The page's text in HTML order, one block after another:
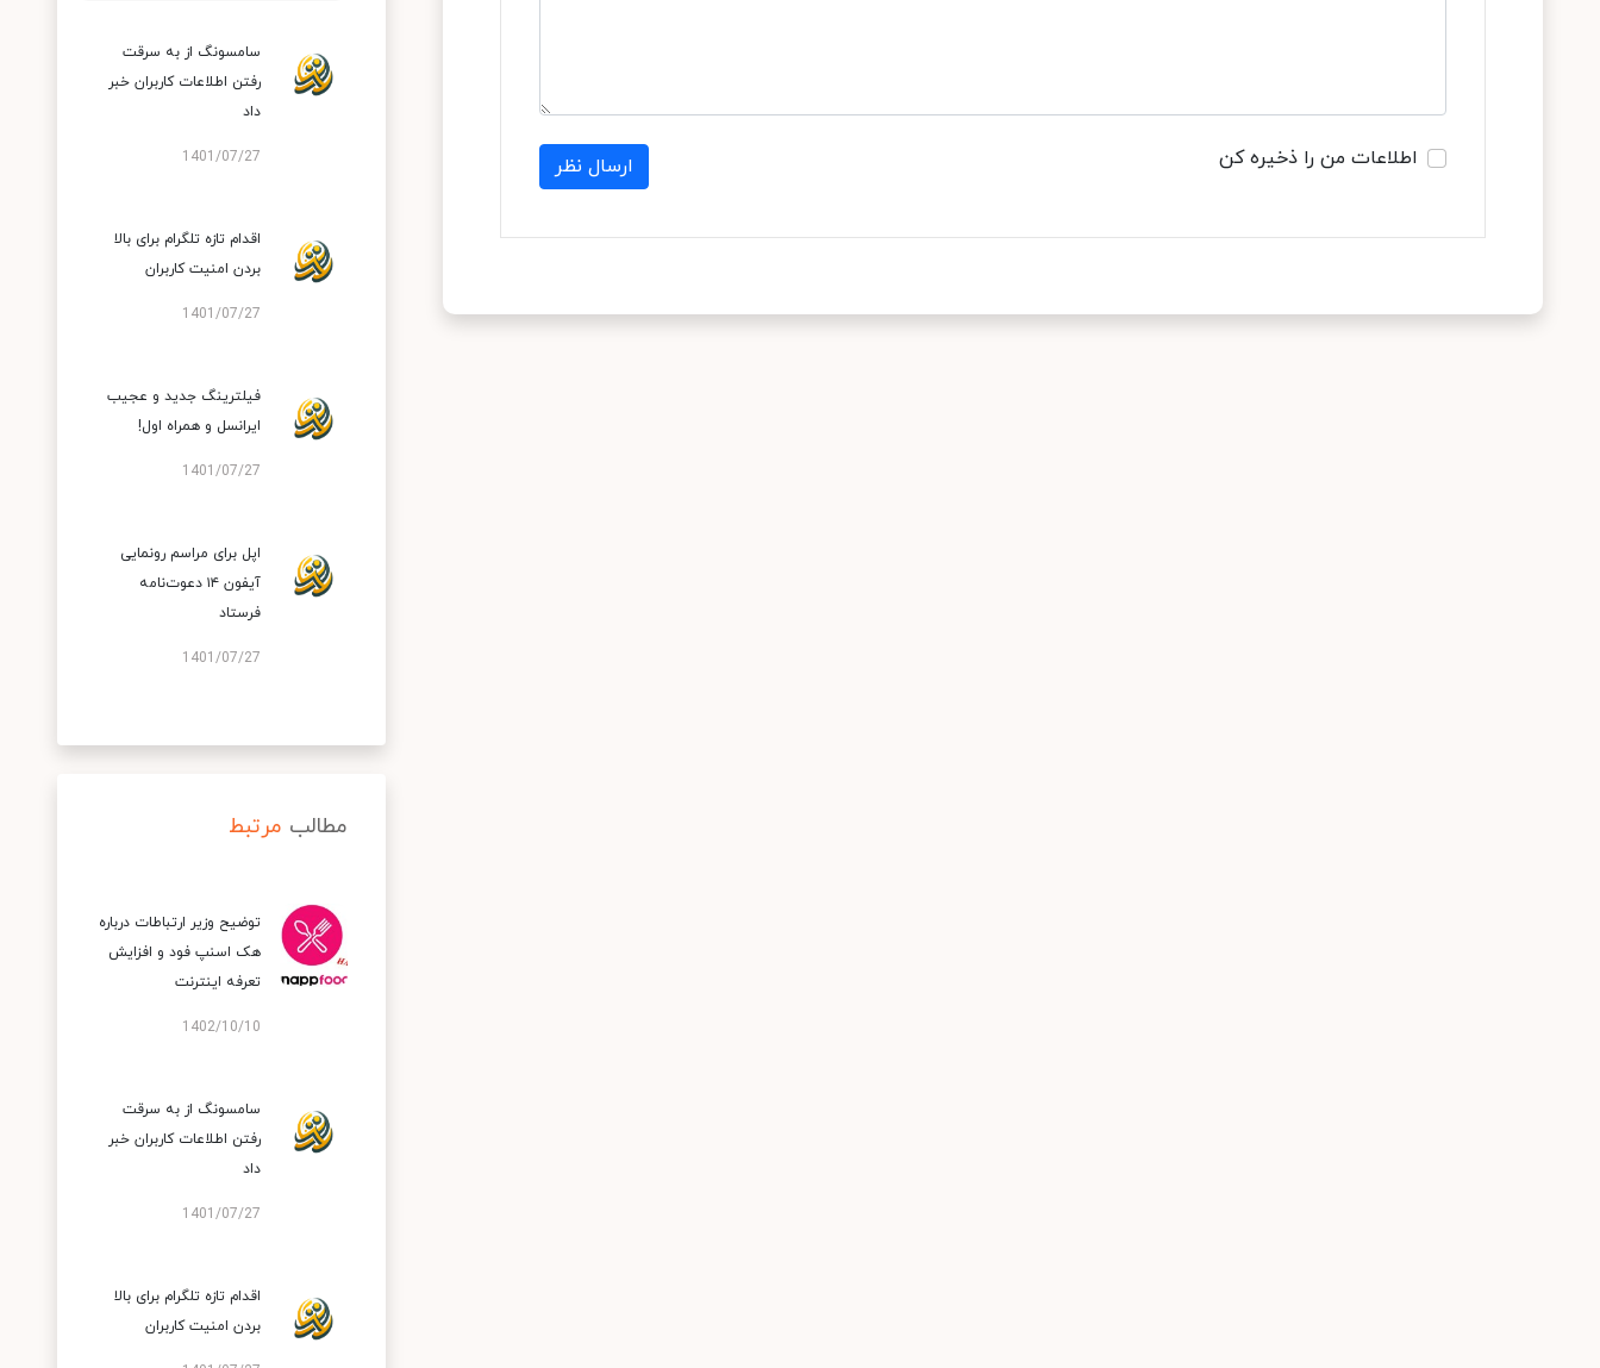
اطلاعات من را ذخیره کن ارسال نظر
سامسونگ از به سرقت
رفتن اطلاعات کاربران خبر
داد
1401/07/27
اقدام تازه تلگرام برای بالا
بردن امنیت کاربران
1401/07/27
فیلترینگ جدید و عجیب
ایرانسل و همراه اول!
1401/07/27
اپل برای مراسم رونمایی
آیفون ۱۴ دعوت‌نامه
فرستاد
1401/07/27
مطالب مرتبط
توضیح وزیر ارتباطات درباره
هک اسنپ‌ فود و افزایش
تعرفه اینترنت
1402/10/10
سامسونگ از به سرقت
رفتن اطلاعات کاربران خبر
داد
1401/07/27
اقدام تازه تلگرام برای بالا
بردن امنیت کاربران